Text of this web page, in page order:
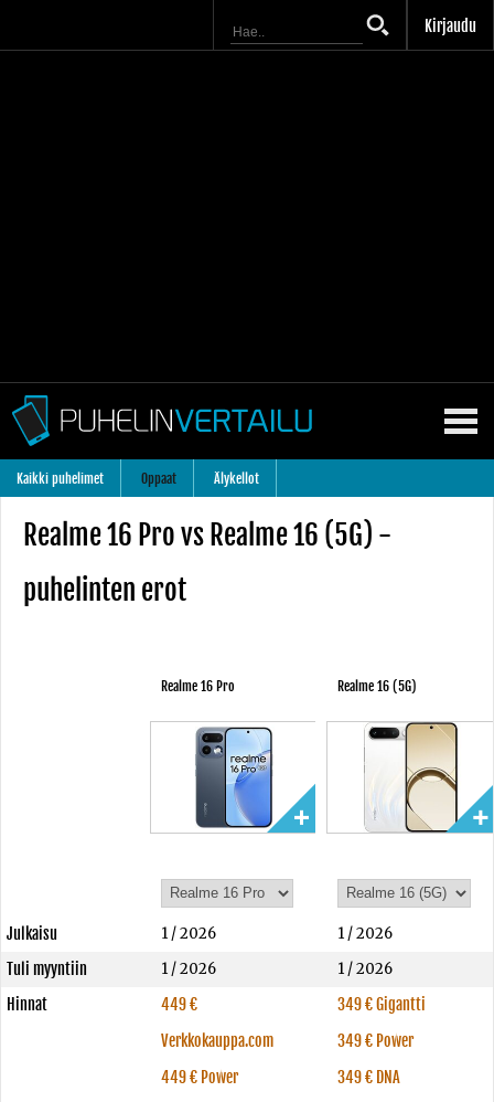
Kirjaudu
Kaikki puhelimet Oppaat Älykellot
Realme 16 Pro vs Realme 16 (5G) -
puhelinten erot
Realme 16 Pro Realme 16 (5G)
Julkaisu 1 / 2026
1 / 2026
Tuli myyntiin
1 / 2026
1 / 2026
Hinnat
449 €
Verkkokauppa.com
449 € Power
349 € Gigantti
349 € Power
349 € DNA